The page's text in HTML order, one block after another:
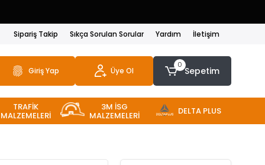
Sipariş Takip Sıkça Sorulan Sorular Yardım İletişim
Giriş Yap Üye Ol
0
Sepetim
TRAFİK
MALZEMELERİ
3M İSG
MALZEMELERİ DELTA PLUS